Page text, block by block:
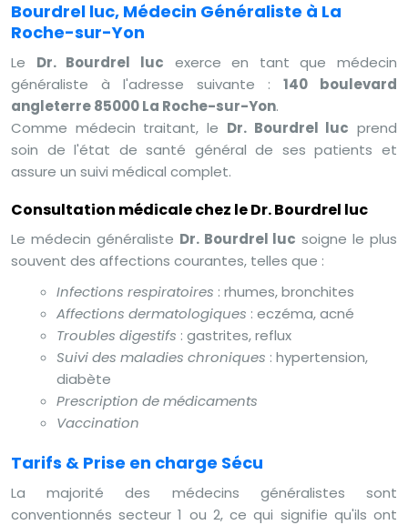
Bourdrel luc, Médecin Généraliste à La
Roche-sur-Yon
Le Dr. Bourdrel luc exerce en tant que médecin
généraliste à l'adresse suivante : 140 boulevard
angleterre 85000 La Roche-sur-Yon.
Comme médecin traitant, le Dr. Bourdrel luc prend
soin de l'état de santé général de ses patients et
assure un suivi médical complet.
Consultation médicale chez le Dr. Bourdrel luc
Le médecin généraliste Dr. Bourdrel luc soigne le plus
souvent des affections courantes, telles que :
Infections respiratoires : rhumes, bronchites
Affections dermatologiques : eczéma, acné
Troubles digestifs : gastrites, reflux
Suivi des maladies chroniques : hypertension,
diabète
Prescription de médicaments
Vaccination
Tarifs & Prise en charge Sécu
La majorité des médecins généralistes sont
conventionnés secteur 1 ou 2, ce qui signifie qu'ils ont